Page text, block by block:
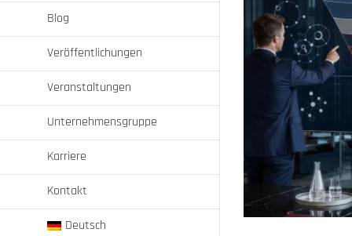
Blog
Veröffentlichungen
Veranstaltungen
Unternehmensgruppe
Karriere
Kontakt
Deutsch
steuern